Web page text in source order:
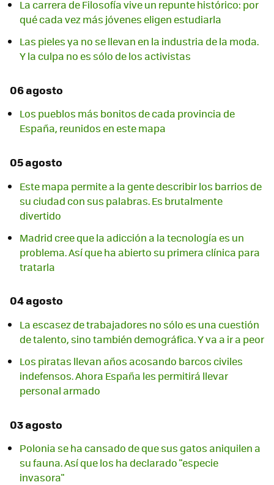
La carrera de Filosofía vive un repunte histórico: por
qué cada vez más jóvenes eligen estudiarla
Las pieles ya no se llevan en la industria de la moda.
Y la culpa no es sólo de los activistas
06 agosto
Los pueblos más bonitos de cada provincia de
España, reunidos en este mapa
05 agosto
Este mapa permite a la gente describir los barrios de
su ciudad con sus palabras. Es brutalmente
divertido
Madrid cree que la adicción a la tecnología es un
problema. Así que ha abierto su primera clínica para
tratarla
04 agosto
La escasez de trabajadores no sólo es una cuestión
de talento, sino también demográfica. Y va a ir a peor
Los piratas llevan años acosando barcos civiles
indefensos. Ahora España les permitirá llevar
personal armado
03 agosto
Polonia se ha cansado de que sus gatos aniquilen a
su fauna. Así que los ha declarado "especie
invasora"